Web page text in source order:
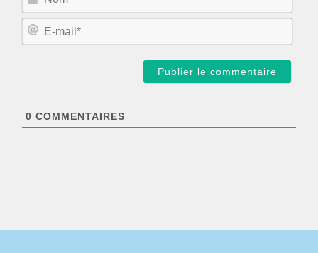
m
E
0 COMMENTAIRES